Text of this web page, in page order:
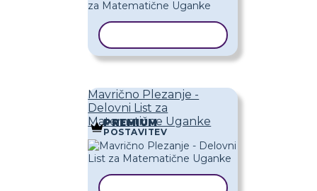
Mavrično Plezanje -
Delovni List za
Matematične Uganke
PREMIUM
POSTAVITEV